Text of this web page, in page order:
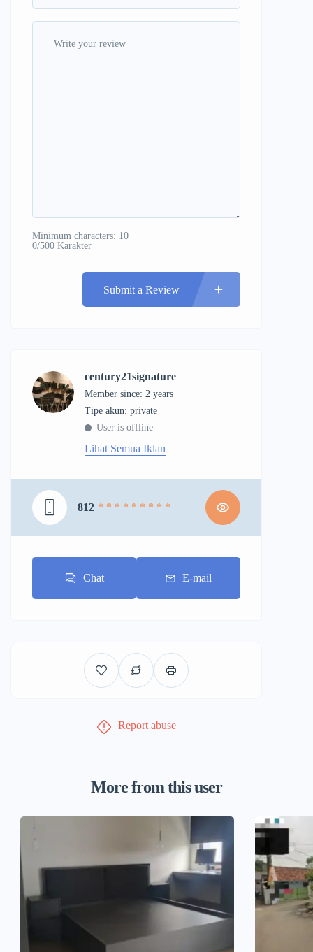
Minimum characters: 10
0/500 Karakter
Submit a Review
century21signature
Member since: 2 years
tipe akun: private
User is offline
Lihat Semua Iklan
812 * * * * * * * * *
Chat E-mail
Report abuse
More from this user